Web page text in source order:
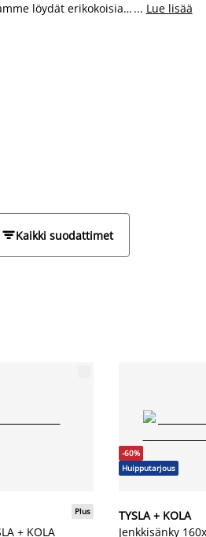
löydät erikokoisia
ja kestävät materiaalit,
... Lue lisää
Kaikki suodattimet
+ KOLA
Plus
-60%
Huipputarjous
TYSLA + KOLA
Jenkkisänky